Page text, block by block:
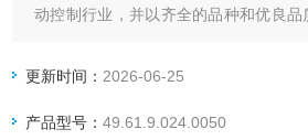
动控制行业，并以齐全的品种和优良
鼎銮*芬德finder继电器
更新时间： 2026-06-25
产品型号：49.61.9.024.0050